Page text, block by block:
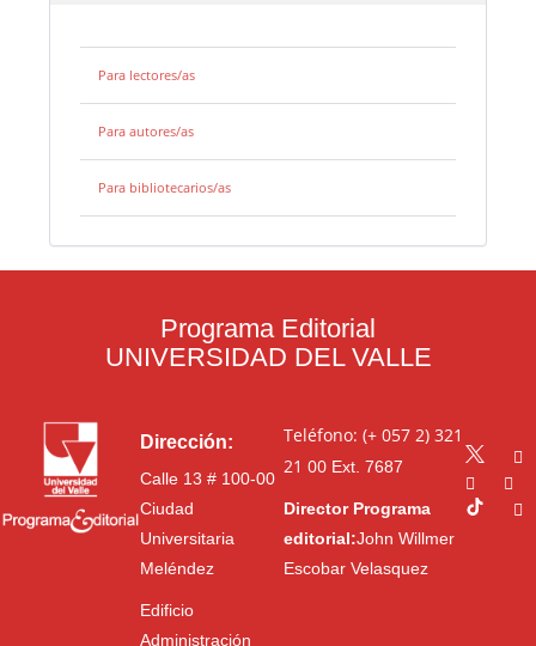
Para lectores/as
Para autores/as
Para bibliotecarios/as
Programa Editorial
UNIVERSIDAD DEL VALLE
Dirección:
Calle 13 # 100-00
Ciudad
Universitaria
Meléndez
Edificio
Administración
Teléfono: (+ 057 2) 321
21 00Ext. 7687
Director Programa
editorial:John Willmer
Escobar Velasquez